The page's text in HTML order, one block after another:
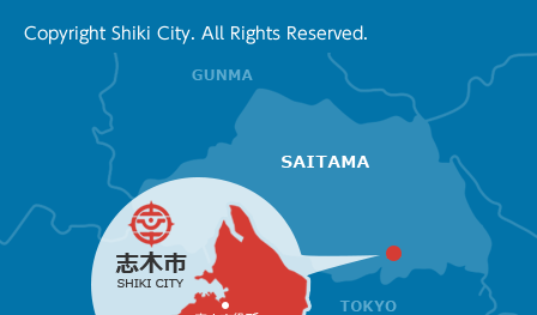
Copyright Shiki City. All Rights Reserved.